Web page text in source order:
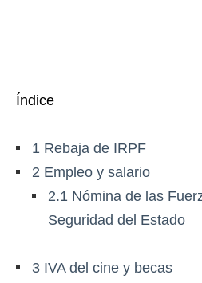
Índice
1 Rebaja de IRPF
2 Empleo y salario
2.1 Nómina de las
Seguridad del Estado
3 IVA del cine y becas